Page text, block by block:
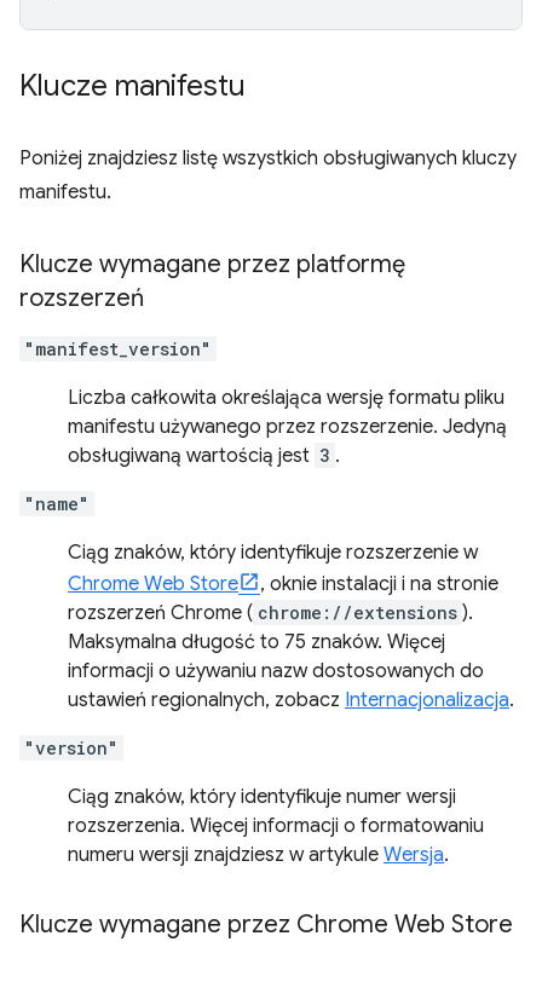
Klucze manifestu
Poniżej znajdziesz listę wszystkich obsługiwanych kluczy
manifestu.
Klucze wymagane przez platformę
rozszerzeń
"manifest_version"
Liczba całkowita określająca wersję formatu pliku
manifestu używanego przez rozszerzenie. Jedyną
obsługiwaną wartością jest 3 .
"name"
Ciąg znaków, który identyfikuje rozszerzenie w
Chrome Web Store
, oknie instalacji i na stronie
rozszerzeń Chrome ( chrome://extensions ).
Maksymalna długość to 75 znaków. Więcej
informacji o używaniu nazw dostosowanych do
ustawień regionalnych, zobacz Internacjonalizacja.
"version"
Ciąg znaków, który identyfikuje numer wersji
rozszerzenia. Więcej informacji o formatowaniu
numeru wersji znajdziesz w artykule Wersja.
Klucze wymagane przez Chrome Web Store